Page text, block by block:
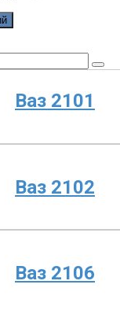
Ваз 2101
Ваз 2102
Ваз 2106